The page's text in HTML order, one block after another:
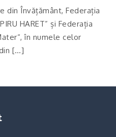
din Învățământ, Federația
HARET” și Federația
în numele celor
[…]